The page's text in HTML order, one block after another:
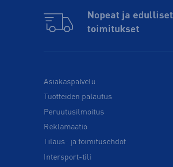
Nopeat ja edulliset
toimitukset
Asiakaspalvelu
Tuotteiden palautus
Peruutusilmoitus
Reklamaatio
Tilaus- ja toimitusehdot
Intersport-tili